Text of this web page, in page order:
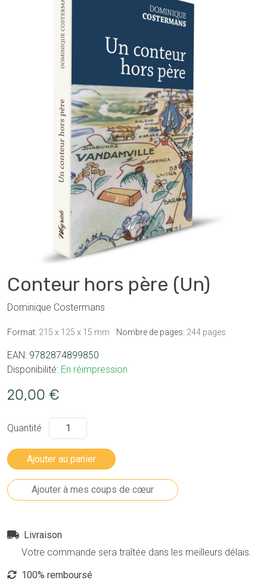
Conteur hors père (Un)
Dominique Costermans
Format: 215 x 125 x 15 mm Nombre de pages: 244 pages
EAN: 9782874899850
Disponibilité: En réimpression
20,00 €
Quantité
Livraison
Votre commande sera traîtée dans les meilleurs délais.
100% remboursé